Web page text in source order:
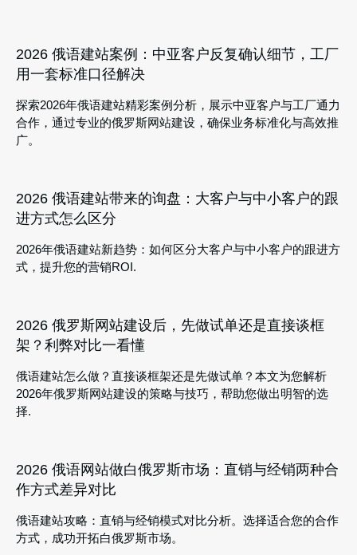
2026 俄语建站案例：中亚客户反复确认细节，工厂
用一套标准口径解决
探索2026年俄语建站精彩案例分析，展示中亚客户与工厂通力
合作，通过专业的俄罗斯网站建设，确保业务标准化与高效推
广。
2026 俄语建站带来的询盘：大客户与中小客户的跟
进方式怎么区分
2026年俄语建站新趋势：如何区分大客户与中小客户的跟进方
式，提升您的营销ROI.
2026 俄罗斯网站建设后，先做试单还是直接谈框
架？利弊对比一看懂
俄语建站怎么做？直接谈框架还是先做试单？本文为您解析
2026年俄罗斯网站建设的策略与技巧，帮助您做出明智的选
择.
2026 俄语网站做白俄罗斯市场：直销与经销两种合
作方式差异对比
俄语建站攻略：直销与经销模式对比分析。选择适合您的合作
方式，成功开拓白俄罗斯市场。